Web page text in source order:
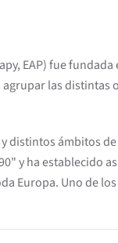
EAP) fue fundada
las distintas
distintos ámbitos
y ha establecido
Europa. Uno de